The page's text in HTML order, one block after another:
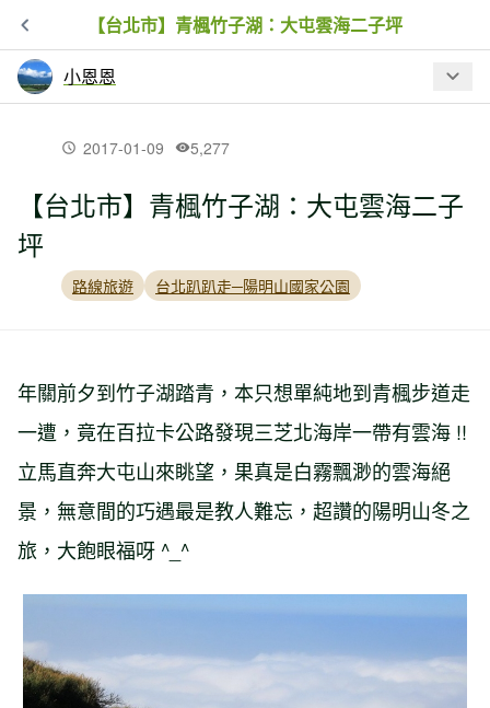
【台北市】青楓竹子湖：大屯雲海二子坪
小恩恩
最新文章
【台中】夕照花樑橋：后豐鐵馬道~~
【台中】黃連木紅梅子橋：東豐自行車
【苗栗】英才書院探東社：北勢溪親水
2017-01-09 5,277
【台北市】青楓竹子湖：大屯雲海二子
坪
路線旅遊 台北趴趴走─陽明山國家公園
年關前夕到竹子湖踏青，本只想單純地到青楓步道走
一遭，竟在百拉卡公路發現三芝北海岸一帶有雲海 !!
立馬直奔大屯山來眺望，果真是白霧飄渺的雲海絕
景，無意間的巧遇最是教人難忘，超讚的陽明山冬之
旅，大飽眼福呀 ^_^